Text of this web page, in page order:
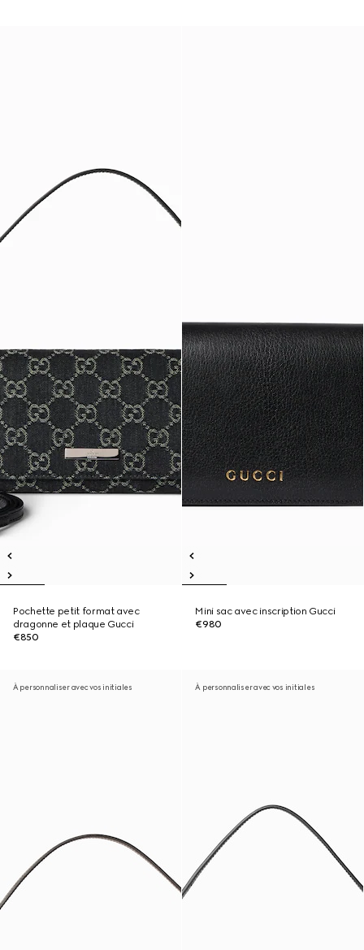
Pochette petit format avec
dragonne et plaque Gucci
€850
Mini sac avec inscription Gucci
€980
À personnaliser avec vos initiales À personnaliser avec vos initiales